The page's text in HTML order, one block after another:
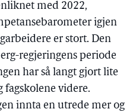
med 2022,
igjen
er stort. Den
regjeringens periode
har så langt gjort lite
fagskolene videre.
innta en utrede mer og